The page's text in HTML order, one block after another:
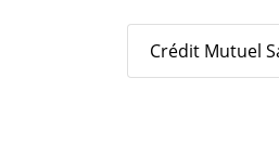
Crédit Mutuel